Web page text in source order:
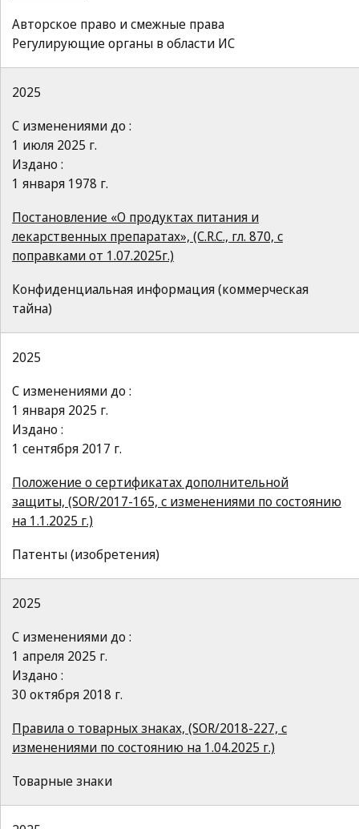
Авторское право и смежные права
Регулирующие органы в области ИС
2025
С изменениями до :
1 июля 2025 г.
Издано :
1 января 1978 г.
Постановление «О продуктах питания и
лекарственных препаратах», (C.R.C., гл. 870, с
поправками от 1.07.2025г.)
Конфиденциальная информация (коммерческая
тайна)
2025
С изменениями до :
1 января 2025 г.
Издано :
1 сентября 2017 г.
Положение о сертификатах дополнительной
защиты, (SOR/2017-165, с изменениями по состоянию
на 1.1.2025 г.)
Патенты (изобретения)
2025
С изменениями до :
1 апреля 2025 г.
Издано :
30 октября 2018 г.
Правила о товарных знаках, (SOR/2018-227, с
изменениями по состоянию на 1.04.2025 г.)
Товарные знаки